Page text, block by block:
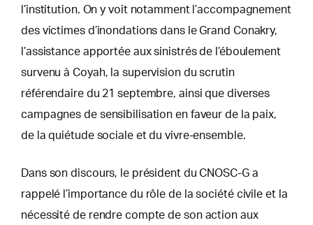
l’institution. On y voit notamment l’accompagnement
des victimes d’inondations dans le Grand Conakry,
l’assistance apportée aux sinistrés de l’éboulement
survenu à Coyah, la supervision du scrutin
référendaire du 21 septembre, ainsi que diverses
campagnes de sensibilisation en faveur de la paix,
de la quiétude sociale et du vivre-ensemble.
Dans son discours, le président du CNOSC-G a
rappelé l’importance du rôle de la société civile et la
nécessité de rendre compte de son action aux